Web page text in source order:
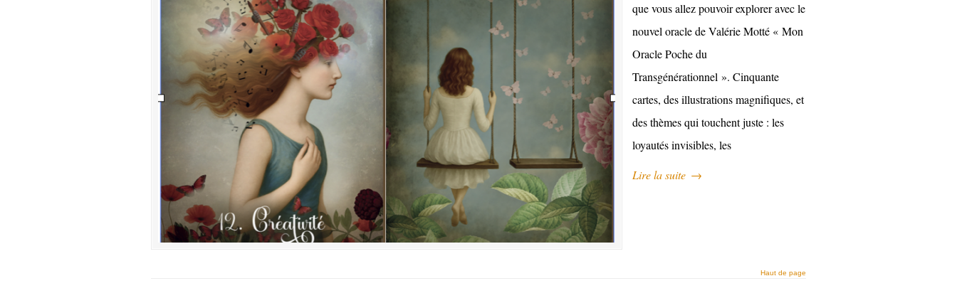
que vous allez pouvoir explorer avec le
nouvel oracle de Valérie Motté « Mon
Oracle Poche du
Transgénérationnel ». Cinquante
cartes, des illustrations magnifiques, et
des thèmes qui touchent juste : les
loyautés invisibles, les
Lire la suite →
Haut de page